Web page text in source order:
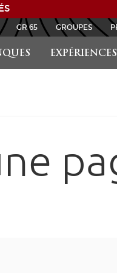
EXPÉRIENCES
GR 65 GROUPES